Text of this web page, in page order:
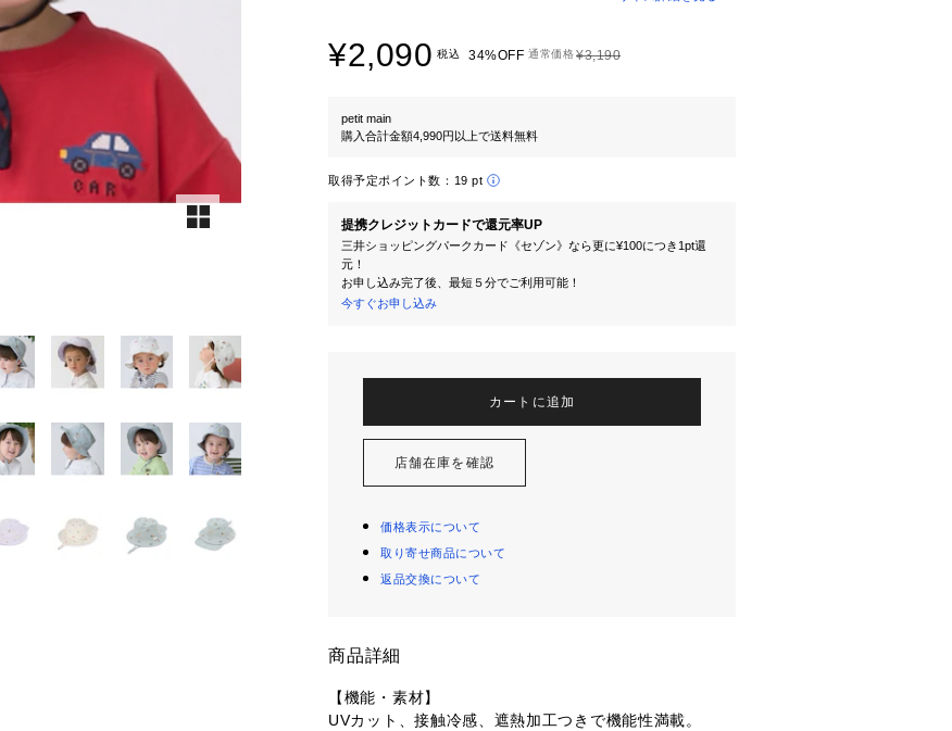
¥2,090 税込 34%OFF 通常価格¥3,190
petit main
購入合計金額4,990円以上で送料無料
取得予定ポイント数： 19 pt
提携クレジットカードで還元率UP
三井ショッピングパークカード《セゾン》なら更に¥100につき1pt還
元！
お申し込み完了後、最短５分でご利用可能！
今すぐお申し込み
カートに追加
店舗在庫を確認
価格表示について
取り寄せ商品について
返品交換について
商品詳細
【機能・素材】
UVカット、接触冷感、遮熱加工つきで機能性満載。